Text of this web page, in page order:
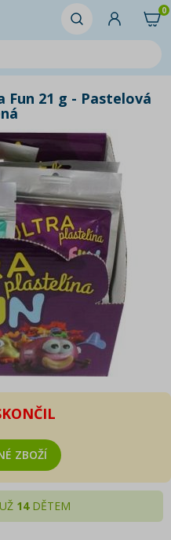
0
Fun 21 g - Pastelová
ZBOŽÍ
14DĚTEM